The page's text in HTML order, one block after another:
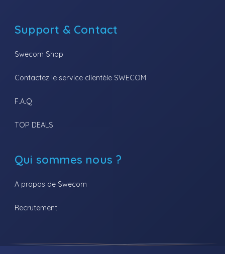
Support & Contact
Swecom Shop
Contactez le service clientèle SWECOM
F.A.Q
TOP DEALS
Qui sommes nous ?
A propos de Swecom
Recrutement